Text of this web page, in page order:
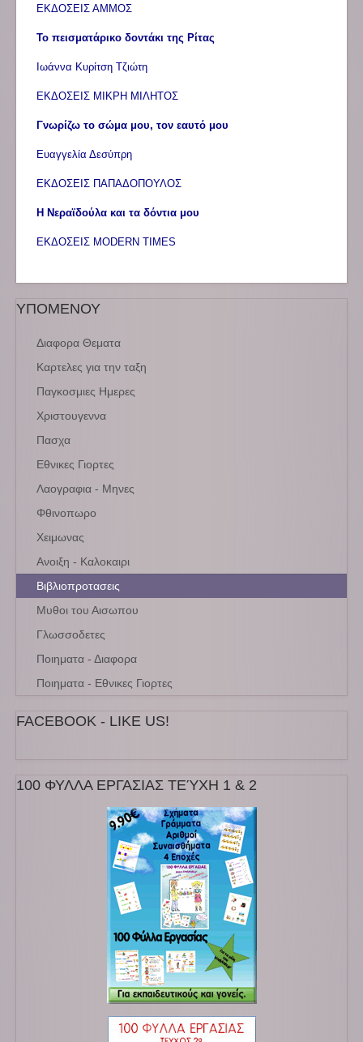
ΕΚΔΟΣΕΙΣ ΑΜΜΟΣ
Το πεισματάρικο δοντάκι της Ρίτας
Ιωάννα Κυρίτση Τζιώτη
ΕΚΔΟΣΕΙΣ ΜΙΚΡΗ ΜΙΛΗΤΟΣ
Γνωρίζω το σώμα μου, τον εαυτό μου
Ευαγγελία Δεσύπρη
ΕΚΔΟΣΕΙΣ ΠΑΠΑΔΟΠΟΥΛΟΣ
Η Νεραϊδούλα και τα δόντια μου
ΕΚΔΟΣΕΙΣ MODERN TIMES
ΥΠΟΜΕΝΟΥ
Διαφορα Θεματα
Καρτελες για την ταξη
Παγκοσμιες Ημερες
Χριστουγεννα
Πασχα
Εθνικες Γιορτες
Λαογραφια - Μηνες
Φθινοπωρο
Χειμωνας
Ανοιξη - Καλοκαιρι
Βιβλιοπροτασεις
Μυθοι του Αισωπου
Γλωσσοδετες
Ποιηματα - Διαφορα
Ποιηματα - Εθνικες Γιορτες
FACEBOOK - LIKE US!
100 ΦΥΛΛΑ ΕΡΓΑΣΙΑΣ ΤΕΎΧΗ 1 & 2